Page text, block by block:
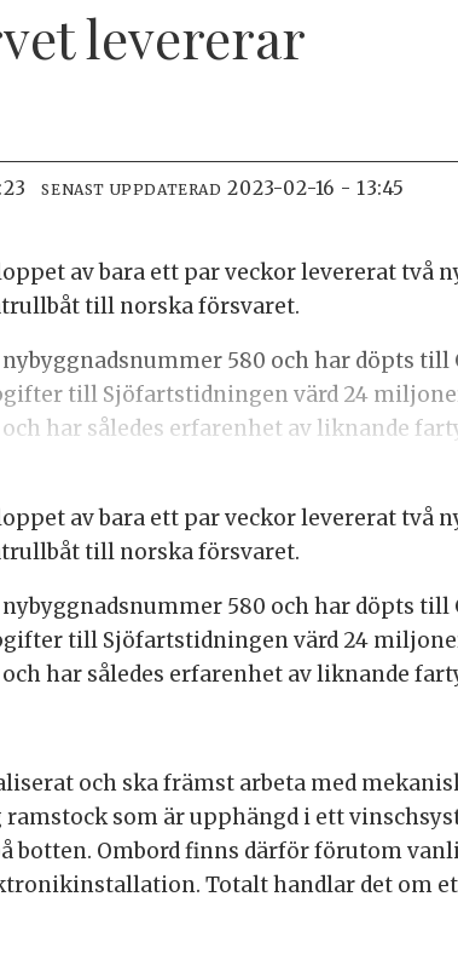
levererar
SENAST UPPDATERAD 2023-02-16 - 13:45
av bara ett par veckor levererat två
till norska försvaret.
580 och har döpts
till Sjöfartstidningen värd 24
har således erfarenhet av liknande
av bara ett par veckor levererat två
till norska försvaret.
580 och har döpts
till Sjöfartstidningen värd 24
har således erfarenhet av liknande
och ska främst arbeta med
som är upphängd i ett
botten. Ombord finns därför förutom
Totalt handlar det om